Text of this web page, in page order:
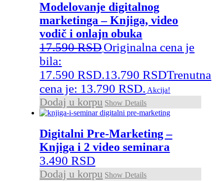
Modelovanje digitalnog
marketinga – Knjiga, video
vodič i onlajn obuka
17.590RSDOriginalna cena je
bila:
17.590 RSD.13.790RSDTrenutna
cena je: 13.790 RSD. Akcija!
Dodaj u korpu Show Details
Digitalni Pre-Marketing –
Knjiga i 2 video seminara
3.490RSD
Dodaj u korpu Show Details